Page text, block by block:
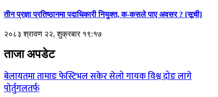
तीन प्रज्ञा प्रतिष्ठानमा पदाधिकारी नियुक्त, क-कसले पाए अवसर ? [सूची]
२०८३ श्रावण २२, शुक्रबार १९:१७
ताजा अपडेट
बेलायतमा तामाङ फेस्टिभल सकेर सेलो गायक विश्व दोङ लागे
पोर्तुगलतर्फ